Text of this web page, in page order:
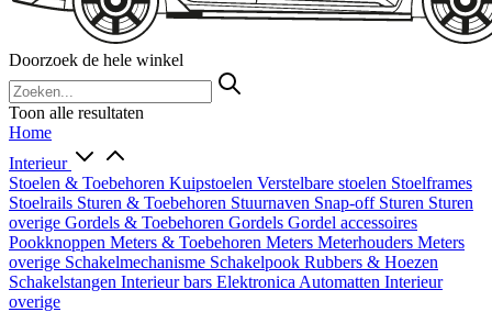
Doorzoek de hele winkel
Toon alle resultaten
Home
Interieur
Stoelen & Toebehoren Kuipstoelen Verstelbare stoelen Stoelframes
Stoelrails Sturen & Toebehoren Stuurnaven Snap-off Sturen Sturen
overige Gordels & Toebehoren Gordels Gordel accessoires
Pookknoppen Meters & Toebehoren Meters Meterhouders Meters
overige Schakelmechanisme Schakelpook Rubbers & Hoezen
Schakelstangen Interieur bars Elektronica Automatten Interieur
overige